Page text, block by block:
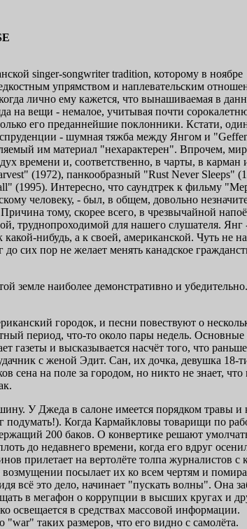
singer-songwriter tradition, которому в ноябре
упрямством и наплевательским
лично ему кажется, что вынашиваемая в
на вещи - немалое, учитывая почти
его преданнейшие поклонники. Кстати,
- шумная тяжба между Янгом и
им материал "нехарактерен". Впрочем,
времени и, соответственно, в чарты, в карман
(1972), панкообразный "Rust Never Sleeps"
(1995). Интересно, что саундтрек к фильму
человеку, - был, в общем, довольно
тому, скорее всего, в чрезвычайной
труднопроходимой для нашего слушателя.
нибудь, а к своей, американской. Чуть не
сих пор не желает менять канадское
земле наиболее демонстративно и
городок, и песни повествуют о
период, что-то около пары недель.
газеты и высказывается насчёт того, что
с женой Эдит. Сан, их дочка, девушка 18-
сена на поле за городом, но никто не знает,
У Джеда в салоне имеется порядком травы и
подумать!). Когда Кармайкловы товарищи по
200 баков. О конвертике решают
до недавнего времени, когда его вдруг
прилетает на вертолёте толпа журналистов с
посылает их ко всем чертям и
всё это дело, начинает "пускать волны". Она
в мегафон о коррупции в высших кругах и
в средствах массовой информации.
"war" таких размеров, что его видно с самолёта.